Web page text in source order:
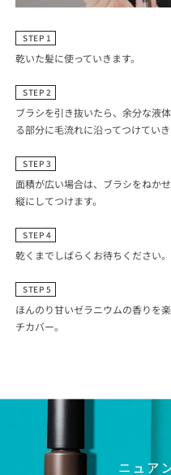
STEP 1
乾いた髪に使っていきます。
STEP 2
ブラシを引き抜いたら、余分な液
る部分に毛流れに沿ってつけていき
STEP 3
面積が広い場合は、ブラシをねか
縦にしてつけます。
STEP 4
乾くまでしばらくお待ちください。
STEP 5
ほんのり甘いゼラニウムの香りを
チカバー。